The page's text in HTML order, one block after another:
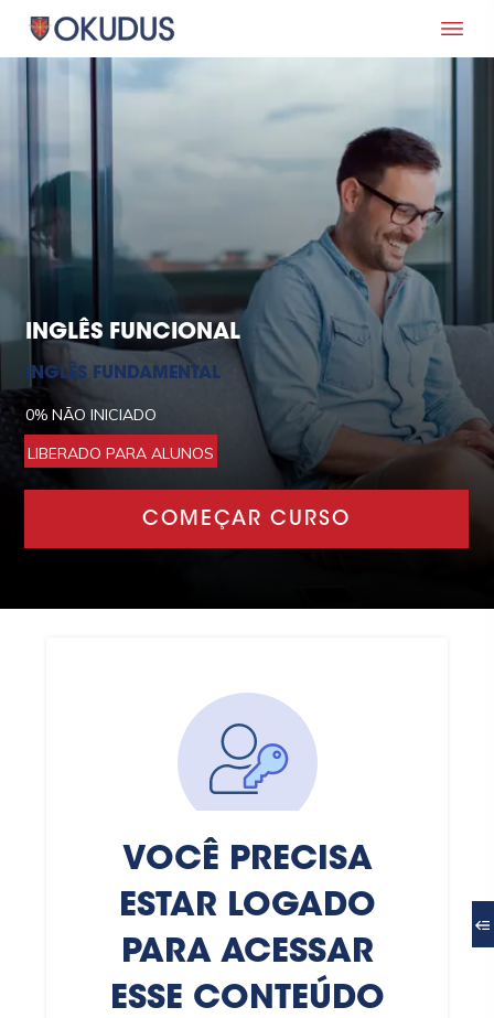
INGLÊS FUNCIONAL
INGLÊS FUNDAMENTAL
0% NÃO INICIADO
LIBERADO PARA ALUNOS
COMEÇAR CURSO
VOCÊ PRECISA
ESTAR LOGADO
PARA ACESSAR
ESSE CONTEÚDO